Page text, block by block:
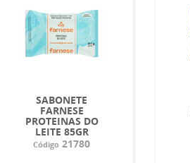
SABONETE
FARNESE
PROTEINAS DO
LEITE 85GR
Código 21780